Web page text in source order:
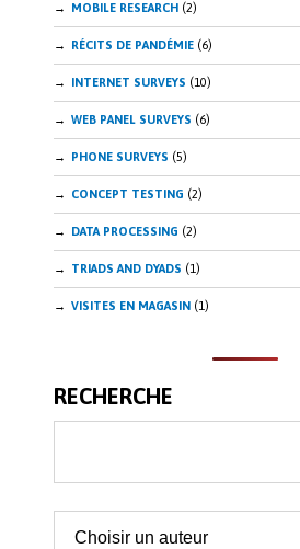
MOBILE RESEARCH (2)
RÉCITS DE PANDÉMIE (6)
INTERNET SURVEYS (10)
WEB PANEL SURVEYS (6)
PHONE SURVEYS (5)
CONCEPT TESTING (2)
DATA PROCESSING (2)
TRIADS AND DYADS (1)
VISITES EN MAGASIN (1)
RECHERCHE